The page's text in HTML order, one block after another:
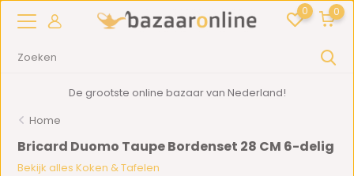
0 0
De grootste online bazaar van Nederland!
Home
Bricard Duomo Taupe Bordenset 28 CM 6-delig
Bekijk alles Koken & Tafelen